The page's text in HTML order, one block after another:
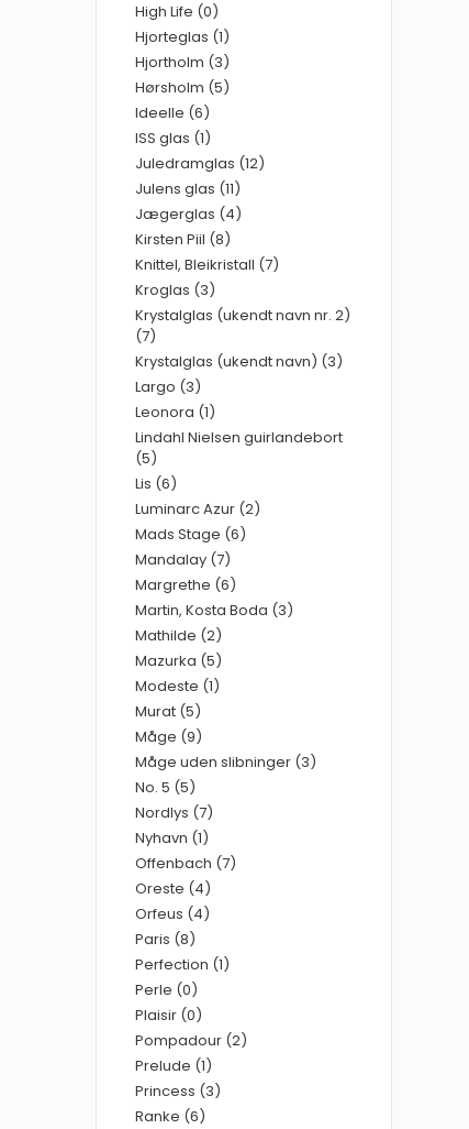
High Life (0)
Hjorteglas (1)
Hjortholm (3)
Hørsholm (5)
Ideelle (6)
ISS glas (1)
Juledramglas (12)
Julens glas (11)
Jægerglas (4)
Kirsten Piil (8)
Knittel, Bleikristall (7)
Kroglas (3)
Krystalglas (ukendt navn nr. 2)
(7)
Krystalglas (ukendt navn) (3)
Largo (3)
Leonora (1)
Lindahl Nielsen guirlandebort
(5)
Lis (6)
Luminarc Azur (2)
Mads Stage (6)
Mandalay (7)
Margrethe (6)
Martin, Kosta Boda (3)
Mathilde (2)
Mazurka (5)
Modeste (1)
Murat (5)
Måge (9)
Måge uden slibninger (3)
No. 5 (5)
Nordlys (7)
Nyhavn (1)
Offenbach (7)
Oreste (4)
Orfeus (4)
Paris (8)
Perfection (1)
Perle (0)
Plaisir (0)
Pompadour (2)
Prelude (1)
Princess (3)
Ranke (6)